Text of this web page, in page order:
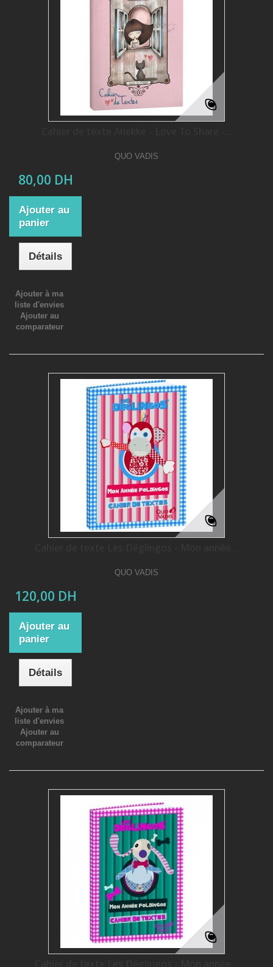
QUO VADIS
80,00 DH
Ajouter au
panier
Détails
Ajouter à ma
liste d'envies
Ajouter au
comparateur
QUO VADIS
120,00 DH
Ajouter au
panier
Détails
Ajouter à ma
liste d'envies
Ajouter au
comparateur